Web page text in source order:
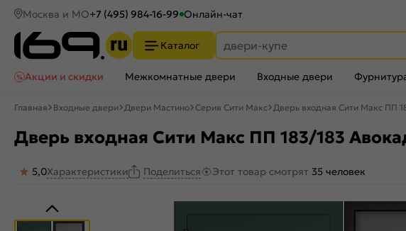
Москва и МО+7 (495) 984-16-99 Онлайн-чат
Каталог
Акции и скидки
Межкомнатные двери Входные двери
Главная Входные двери Двери Мастино Серия Сити Макс Дверь входная Сити Макс ПП
Дверь входная Сити Макс ПП 183/183
5,0Характеристики Поделиться Этот товар смотрят 35 человек